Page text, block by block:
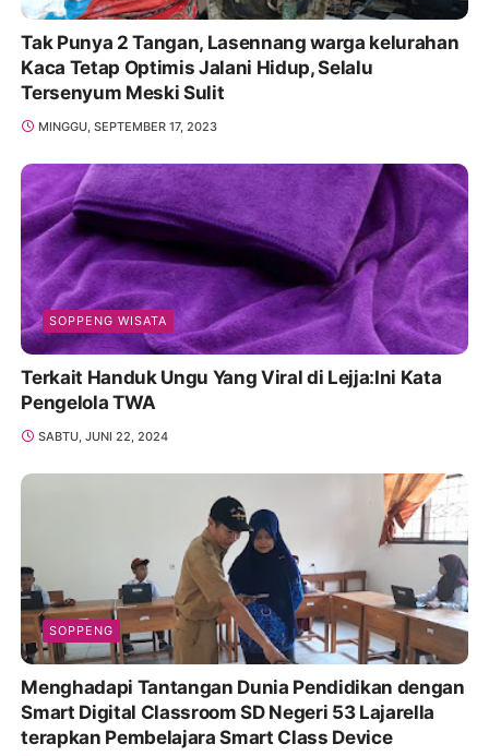
Tak Punya 2 Tangan, Lasennang warga kelurahan
Kaca Tetap Optimis Jalani Hidup, Selalu
Tersenyum Meski Sulit
MINGGU, SEPTEMBER 17, 2023
SOPPENG WISATA
Terkait Handuk Ungu Yang Viral di Lejja:Ini Kata
Pengelola TWA
SABTU, JUNI 22, 2024
SOPPENG
Menghadapi Tantangan Dunia Pendidikan dengan
Smart Digital Classroom SD Negeri 53 Lajarella
terapkan Pembelajara Smart Class Device